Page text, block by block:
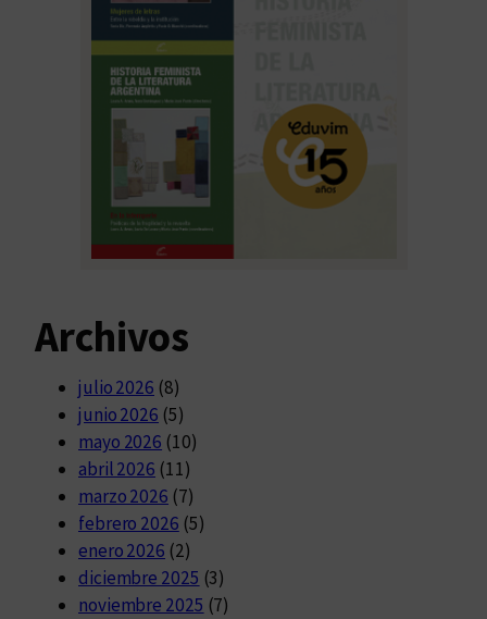
Archivos
julio 2026 (8)
junio 2026 (5)
mayo 2026 (10)
abril 2026 (11)
marzo 2026 (7)
febrero 2026 (5)
enero 2026 (2)
diciembre 2025 (3)
noviembre 2025 (7)